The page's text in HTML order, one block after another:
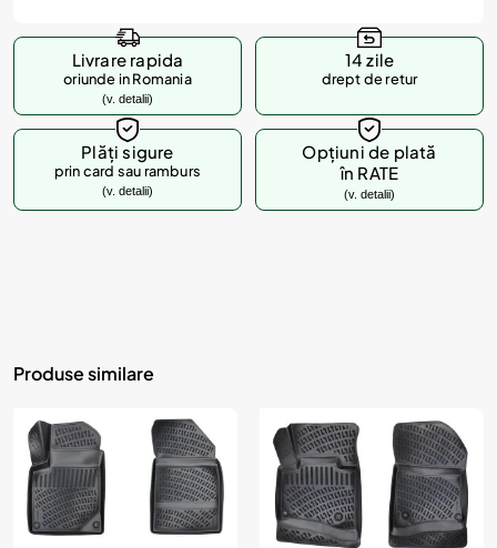
Livrare rapida
oriunde in Romania
(v. detalii)
14 zile
drept de retur
Plăți sigure
prin card sau ramburs
(v. detalii)
Opțiuni de plată
în RATE
(v. detalii)
Produse similare